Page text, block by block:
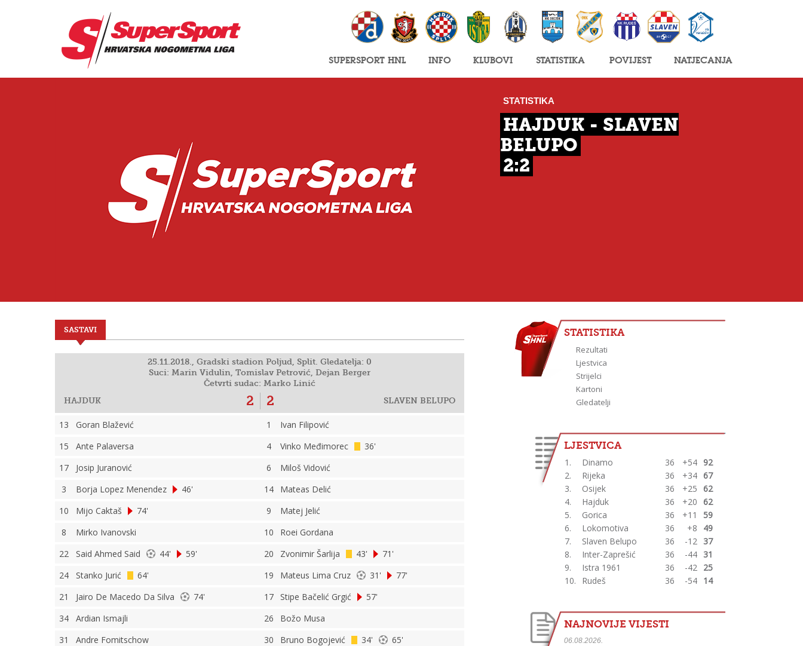
SuperSport HNL Info Klubovi Statistika Povijest Natjecanja
STATISTIKA
HAJDUK - SLAVEN
BELUPO
2:2
SASTAVI
25.11.2018., Gradski stadion Poljud, Split. Gledatelja: 0
Suci: Marin Vidulin, Tomislav Petrović, Dejan Berger
Četvrti sudac: Marko Linić
HAJDUK
2 SLAVEN BELUPO
2
13 Goran Blažević 1
Ivan Filipović
15
Ante Palaversa 4 Vinko Međimorec
36'
17
Josip Juranović 6
Miloš Vidović
3
Borja Lopez Menendez 46' 14
Mateas Delić
10
Mijo Caktaš 74' 9
Matej Jelić
8
Mirko Ivanovski 10
Roei Gordana
22
Said Ahmed Said 44' 59' 20 Zvonimir Šarlija 43'
71'
24
Stanko Jurić 64' 19 Mateus Lima Cruz 31'
77'
21
Jairo De Macedo Da Silva 74' 17 Stipe Bačelić Grgić
57'
34
Ardian Ismajli 26
Božo Musa
31
Andre Fomitschow 30 Bruno Bogojević 34' 65'
STATISTIKA
Rezultati
Ljestvica
Strijelci
Kartoni
Gledatelji
LJESTVICA
1. Dinamo 36 +54 92
2.
Rijeka 36 +34 67
3.
Osijek 36 +25
62
4.
Hajduk 36 +20
62
5.
Gorica 36 +11
59
6.
Lokomotiva 36 +8
49
7.
Slaven Belupo 36 -12 37
8.
Inter-Zaprešić 36 -44 31
9.
Istra 1961 36 -42 25
10.
Rudeš 36 -54 14
NAJNOVIJE VIJESTI
06.08.2026.